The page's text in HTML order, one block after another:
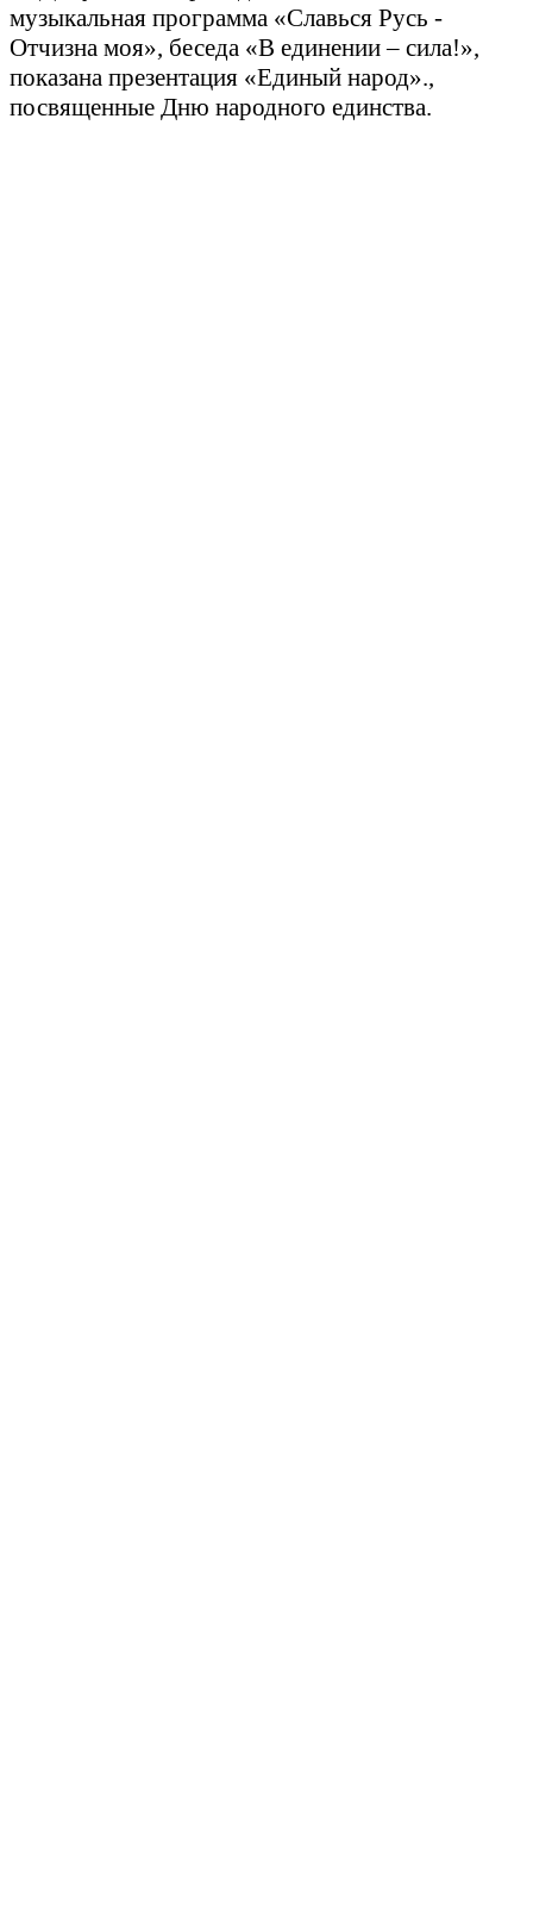
музыкальная программа «Славься Русь -
Отчизна моя», беседа «В единении – сила!»,
показана презентация «Единый народ».,
посвященные Дню народного единства.